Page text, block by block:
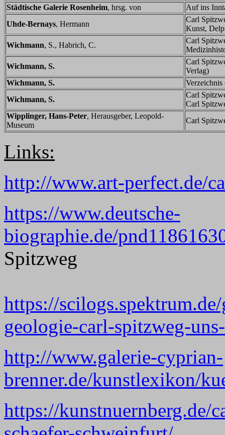
Städtische Galerie Rosenheim, hrsg. von
Auf ins
Uhde-Bernays, Hermann
Carl
Kunst,
Wichmann, S., Habrich, C.
Carl
Wichmann, S.
Carl
Verlag)
Wichmann, S.
Verzeichnis
Wichmann, S.
Carl
Carl
Wipplinger, Hans-Peter, Herausgeber, Leopold-
Museum
Carl
Links:
http://www.art-perfect.de/
https://www.deutsche-
biographie.de/
Spitzweg
https://
geologie-carl-spitzweg-
http://www.galerie-cyprian-
brenner.de/kunstlexikon/
https://kunstnuernberg.de/